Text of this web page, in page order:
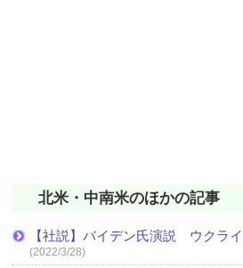
北米・中南米のほかの記事
【社説】バイデン氏演説 ウクラ
(2022/3/28)